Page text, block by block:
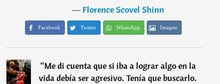
―Florence Scovel Shinn
Facebook Twitter WhatsApp Imagen
“Me di cuenta que si iba a lograr algo en la
vida debía ser agresivo. Tenía que buscarlo.